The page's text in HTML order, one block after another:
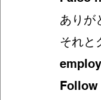
ありが
それと
Follow